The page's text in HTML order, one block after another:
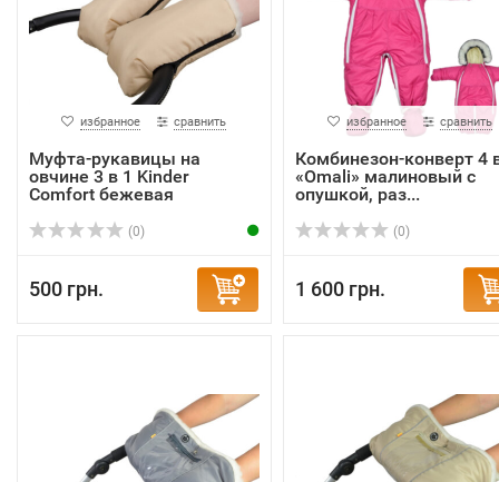
избранное сравнить
Муфта-рукавицы на
овчине 3 в 1 Kinder
Comfort бежевая
(0)
500 грн.
избранное сравнить
Комбинезон-конверт 4
«Omali» малиновый с
опушкой, раз...
(0)
1 600 грн.